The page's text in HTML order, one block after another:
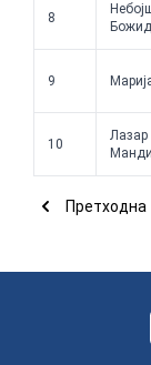
8
9
10
Лазар
Претходна